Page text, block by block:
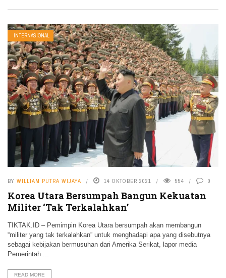
INTERNASIONAL
BY WILLIAM PUTRA WIJAYA 14 OKTOBER 2021 554 0
Korea Utara Bersumpah Bangun Kekuatan
Militer ‘Tak Terkalahkan’
TIKTAK.ID – Pemimpin Korea Utara bersumpah akan membangun
“militer yang tak terkalahkan” untuk menghadapi apa yang disebutnya
sebagai kebijakan bermusuhan dari Amerika Serikat, lapor media
Pemerintah ...
READ MORE